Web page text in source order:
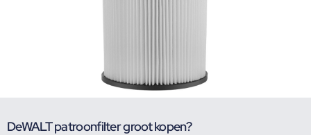
DeWALT patroonfilter groot kopen?